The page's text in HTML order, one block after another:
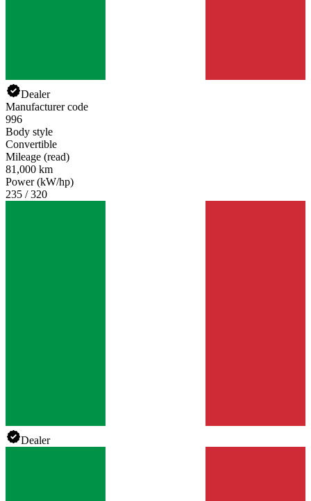
Dealer
Manufacturer code
996
Body style
Convertible
Mileage (read)
81,000 km
Power (kW/hp)
235 / 320
Dealer